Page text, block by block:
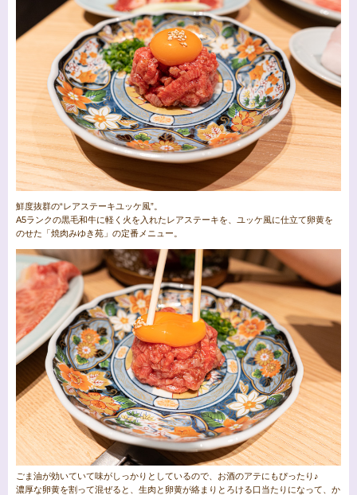
鮮度抜群の“レアステーキユッケ風”。
A5ランクの黒毛和牛に軽く火を入れたレアステーキを、ユッケ風に仕立て卵黄を
のせた「焼肉みゆき苑」の定番メニュー。
ごま油が効いていて味がしっかりとしているので、お酒のアテにもぴったり♪
濃厚な卵黄を割って混ぜると、生肉と卵黄が絡まりとろける口当たりになって、か